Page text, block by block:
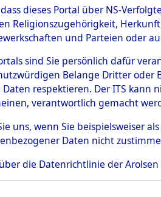
Dead -
Branch -
dieses Portal über NS-
Religionszugehörigkeit,
und Parteien oder
sind Sie persönlich dafür
Belange Dritter
respektieren. Der ITS
verantwortlich gemacht
uns, wenn Sie beispielsweiser
Daten nicht
die Datenrichtlinie der Arolsen